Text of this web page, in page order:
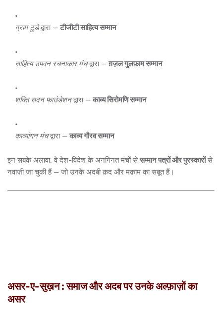
ग्राम टुडेद्वारा — टीजीटी साहित्य सम्मान
साहित्य उपवन रचनाकार मंचद्वारा — ग़ज़ल गुलफ़ाम सम्मान
शक्ति सदन फाउंडेशनद्वारा — काव्य सिरोमणि सम्मान
काव्यांगन मंचद्वारा — काव्य गौरव सम्मान
इन सबके अलावा, वे देश-विदेश के अनगिनत मंचों से सम्मान पत्रों और पुरस्कारोंसे
नवाज़ी जा चुकी हैं — जो उनके अदबी क़द और मक़ाम का सबूत हैं।
असर-ए-सुख़न : समाज और अदब पर उनके अल्फ़ाज़ों का
असर